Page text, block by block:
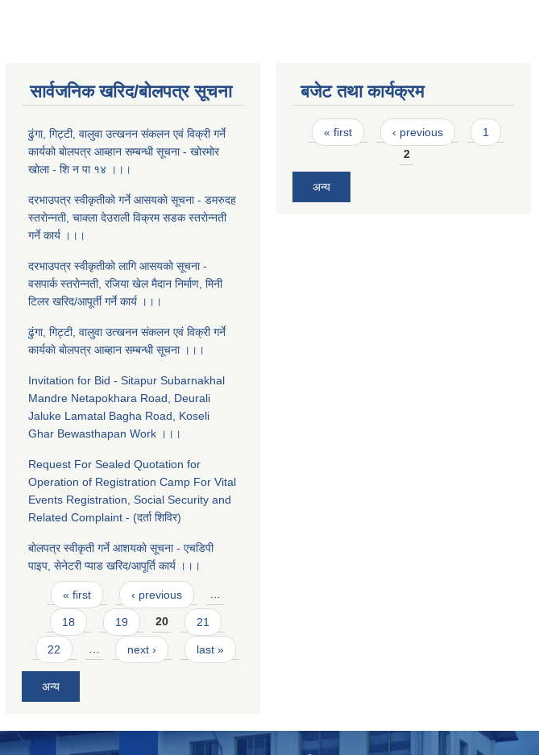
सार्वजनिक खरिद/बोलपत्र सूचना
ढुंगा, गिट्टी, वालुवा उत्खनन संकलन एवं विक्री गर्ने
कार्यकाे बाेलपत्र आब्हान सम्बन्धी सूचना - खाेरमाेर
खाेला - शि‍ न पा १४ ।।।
दरभाउपत्र स्वीकृतीकाे गर्ने आसयकाे सूचना - डमरुदह
स्तराेन्नती, चाक्ला देउराली विक्रम सडक स्तराेन्नती
गर्ने कार्य ।।।
दरभाउपत्र स्वीकृतीकाे लागि आसयकाे सूचना -
वसपार्क स्तराेन्नती, रजिया खेल मैदान निर्माण, मिनी
टिलर खरिद/आपूर्ती गर्ने कार्य ।।।
ढुंगा, गिट्टी, वालुवा उत्खनन संकलन एवं विक्री गर्ने
कार्यकाे बाेलपत्र आब्हान सम्बन्धी सूचना ।।।
Invitation for Bid - Sitapur Subarnakhal
Mandre Netapokhara Road, Deurali
Jaluke Lamatal Bagha Road, Koseli
Ghar Bewasthapan Work ।।।
Request For Sealed Quotation for
Operation of Registration Camp For Vital
Events Registration, Social Security and
Related Complaint - (दर्ता शिविर)
बाेलपत्र स्वीकृती गर्ने आशयकाे सूचना - एचडिपी
पाइप, सेनेटरी प्याड खरिद/आपूर्ति कार्य ।।।
Pages
« first ‹ previous …
18 19 20 21
22 … next › last »
अन्य
बजेट तथा कार्यक्रम
Pages
« first ‹ previous
1
2
अन्य